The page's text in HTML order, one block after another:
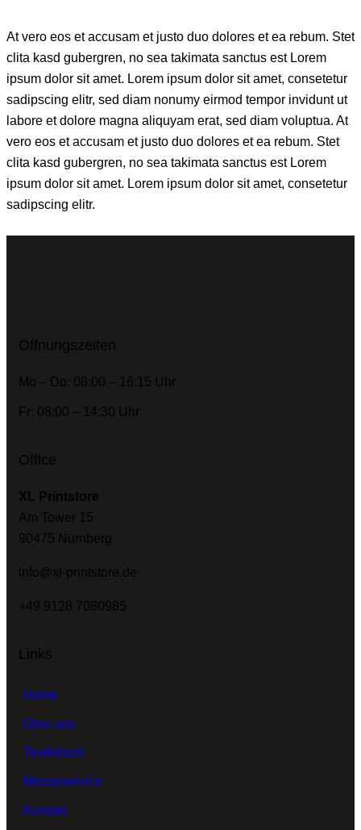
At vero eos et accusam et justo duo dolores et ea rebum. Stet
clita kasd gubergren, no sea takimata sanctus est Lorem
ipsum dolor sit amet. Lorem ipsum dolor sit amet, consetetur
sadipscing elitr, sed diam nonumy eirmod tempor invidunt ut
labore et dolore magna aliquyam erat, sed diam voluptua. At
vero eos et accusam et justo duo dolores et ea rebum. Stet
clita kasd gubergren, no sea takimata sanctus est Lorem
ipsum dolor sit amet. Lorem ipsum dolor sit amet, consetetur
sadipscing elitr.
Öffnungszeiten
Mo – Do: 08:00 – 16:15 Uhr
Fr: 08:00 – 14:30 Uhr
Office
XL Printstore
Am Tower 15
90475 Nürnberg
info@xl-printstore.de
+49 9128 7080985
Links
Home
Über uns
Textildruck
Messeservice
Kontakt